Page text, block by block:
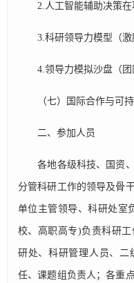
2.人工智能辅助决策在
3.科研领导力模型（激
4.领导力模拟沙盘（团
（七）国际合作与可持
二、参加人员
各地各级科技、国资、
分管科研工作的领导及骨
单位主管领导、科研处室
校、高职高专)负责科研
研处、科研管理人员、二
任、课题组负责人；各重